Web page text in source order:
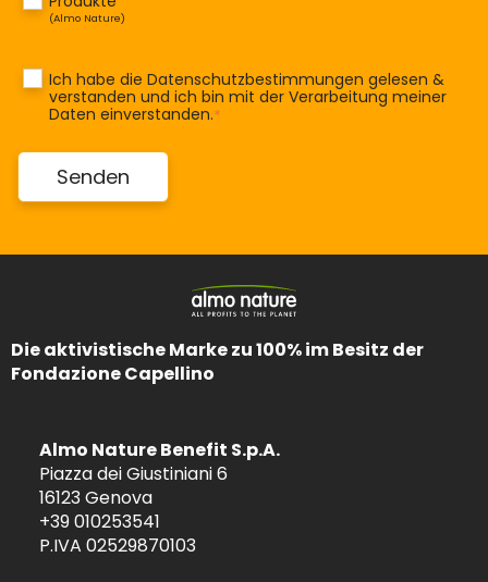
(Almo Nature)
Ich habe die Datenschutzbestimmungen gelesen &
verstanden und ich bin mit der Verarbeitung meiner
Daten einverstanden.*
Die aktivistische Marke zu 100% im Besitz der
Fondazione Capellino
Almo Nature Benefit S.p.A.
Piazza dei Giustiniani 6
16123 Genova
+39 010253541
P.IVA 02529870103